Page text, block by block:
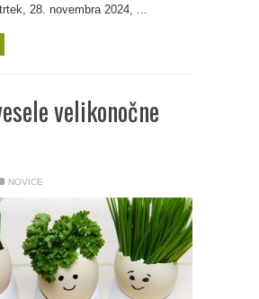
28. novembra 2024, ...
velikonočne
NOVICE